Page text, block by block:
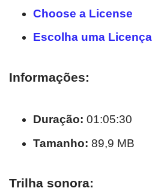
Choose a License
Escolha uma Licença
Informações:
Duração: 01:05:30
Tamanho: 89,9 MB
Trilha sonora: